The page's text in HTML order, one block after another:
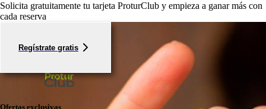
Solicita gratuitamente tu tarjeta ProturClub y empieza a ganar más con
cada reserva
Regístrate gratis
Ofertas exclusivas